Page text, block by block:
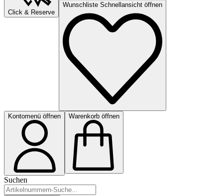
Click & Reserve
Wunschliste Schnellansicht öffnen
Kontomenü öffnen Warenkorb öffnen
Suchen